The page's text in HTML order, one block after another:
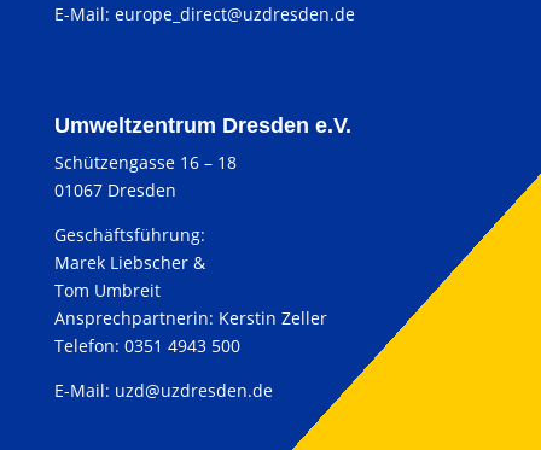
E-Mail: europe_direct@uzdresden.de
Umweltzentrum Dresden e.V.
Schützengasse 16 – 18
01067 Dresden
Geschäftsführung:
Marek Liebscher &
Tom Umbreit
Ansprechpartnerin: Kerstin Zeller
Telefon: 0351 4943 500
E-Mail: uzd@uzdresden.de